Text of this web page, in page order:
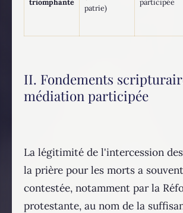
patrie)
II. Fondements
médiation participée
La légitimité de l'intercession
la prière pour les morts a
contestée, notamment par la
protestante, au nom de la